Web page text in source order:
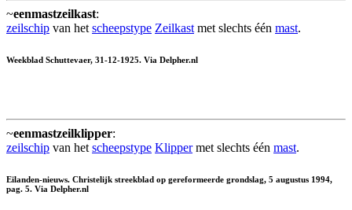
~eenmastzeilkast:
zeilschip van het scheepstype Zeilkast met slechts één mast.
Weekblad Schuttevaer, 31-12-1925. Via Delpher.nl
~eenmastzeilklipper:
zeilschip van het scheepstype Klippermet slechts één mast.
Eilanden-nieuws. Christelijk streekblad op gereformeerde grondslag, 5 augustus 1994,
pag. 5. Via Delpher.nl